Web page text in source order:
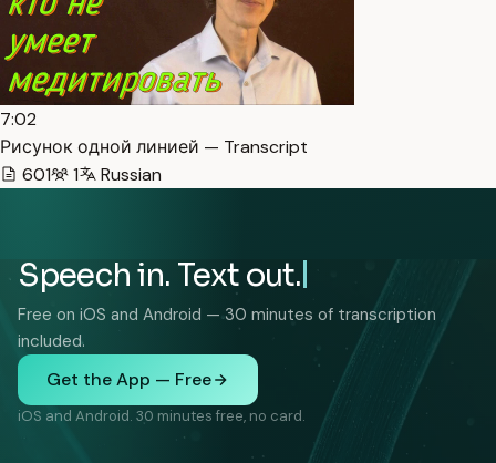
7:02
Рисунок одной линией — Transcript
601
1 Russian
Speech in. Text out.
Free on iOS and Android — 30 minutes of transcription
included.
Get the App — Free
iOS and Android. 30 minutes free, no card.